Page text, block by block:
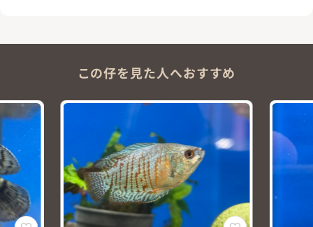
この仔を見た人へおすすめ